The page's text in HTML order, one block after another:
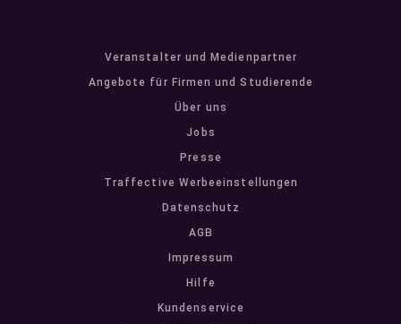
Veranstalter und Medienpartner
Angebote für Firmen und Studierende
Über uns
Jobs
Presse
Traffective Werbeeinstellungen
Datenschutz
AGB
Impressum
Hilfe
Kundenservice